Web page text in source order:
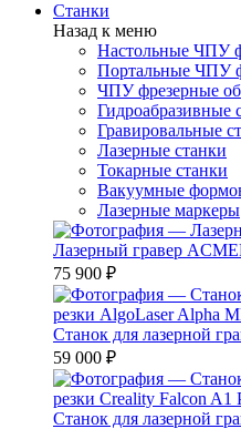
Станки
Назад к меню
Настольные ЧПУ
Портальные ЧПУ
ЧПУ фрезерные
Гидроабразивные
Гравировальные
Лазерные станки
Токарные станки
Вакуумные
Лазерные маркеры
Лазерный гравер
75 900 ₽
Станок для лазерной
59 000 ₽
Станок для лазерной